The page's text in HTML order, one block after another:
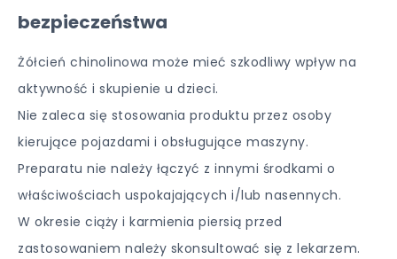
bezpieczeństwa
Żółcień chinolinowa może mieć szkodliwy wpływ na
aktywność i skupienie u dzieci.
Nie zaleca się stosowania produktu przez osoby
kierujące pojazdami i obsługujące maszyny.
Preparatu nie należy łączyć z innymi środkami o
właściwościach uspokajających i/lub nasennych.
W okresie ciąży i karmienia piersią przed
zastosowaniem należy skonsultować się z lekarzem.